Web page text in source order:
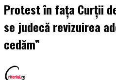
Protest în faţa Curţii
se judecă revizuirea
cedăm”